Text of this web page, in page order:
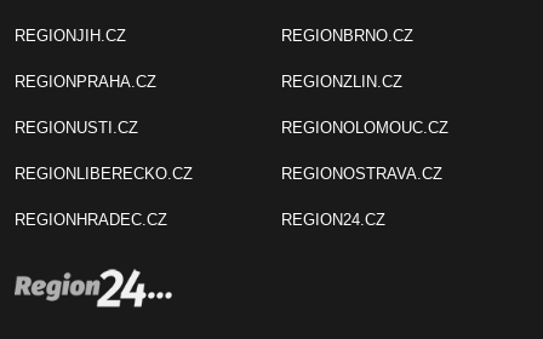
REGIONJIH.CZ
REGIONPRAHA.CZ
REGIONUSTI.CZ
REGIONLIBERECKO.CZ
REGIONHRADEC.CZ
REGIONBRNO.CZ
REGIONZLIN.CZ
REGIONOLOMOUC.CZ
REGIONOSTRAVA.CZ
REGION24.CZ